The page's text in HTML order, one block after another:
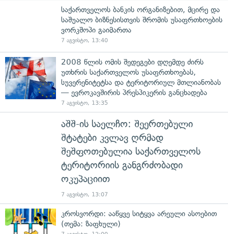
საქართველოს ბანკის ორგანიზებით, მცირე და
საშუალო ბიზნესისთვის შრომის უსაფრთხოების
ვორკშოპი გაიმართა
7 აგვისტო, 13:40
2008 წლის ომის შედეგები დღემდე ძირს
უთხრის საქართველოს უსაფრთხოებას,
სუვერენიტეტსა და ტერიტორიულ მთლიანობას
— ევროკავშირის პრესპიკერის განცხადება
7 აგვისტო, 13:35
აშშ-ის საელჩო: შეერთებული
შტატები კვლავ ღრმად
შეშფოთებულია საქართველოს
ტერიტორიის განგრძობადი
ოკუპაციით
7 აგვისტო, 13:07
კროსვორდი: ააწყვე სიტყვა არეული ასოებით
(თემა: ზაფხული)